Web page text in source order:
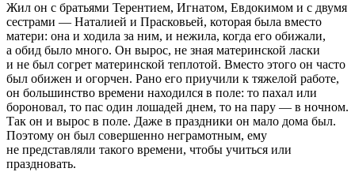
Жил он с братьями Терентием, Игнатом, Евдокимом и с двумя
сестрами — Наталией и Прасковьей, которая была вместо
матери: она и ходила за ним, и нежила, когда его обижали,
а обид было много. Он вырос, не зная материнской ласки
и не был согрет материнской теплотой. Вместо этого он часто
был обижен и огорчен. Рано его приучили к тяжелой работе,
он большинство времени находился в поле: то пахал или
бороновал, то пас один лошадей днем, то на пару — в ночном.
Так он и вырос в поле. Даже в праздники он мало дома был.
Поэтому он был совершенно неграмотным, ему
не представляли такого времени, чтобы учиться или
праздновать.